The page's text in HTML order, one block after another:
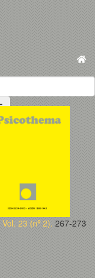
Vol. 23 (nº 2). 267-273